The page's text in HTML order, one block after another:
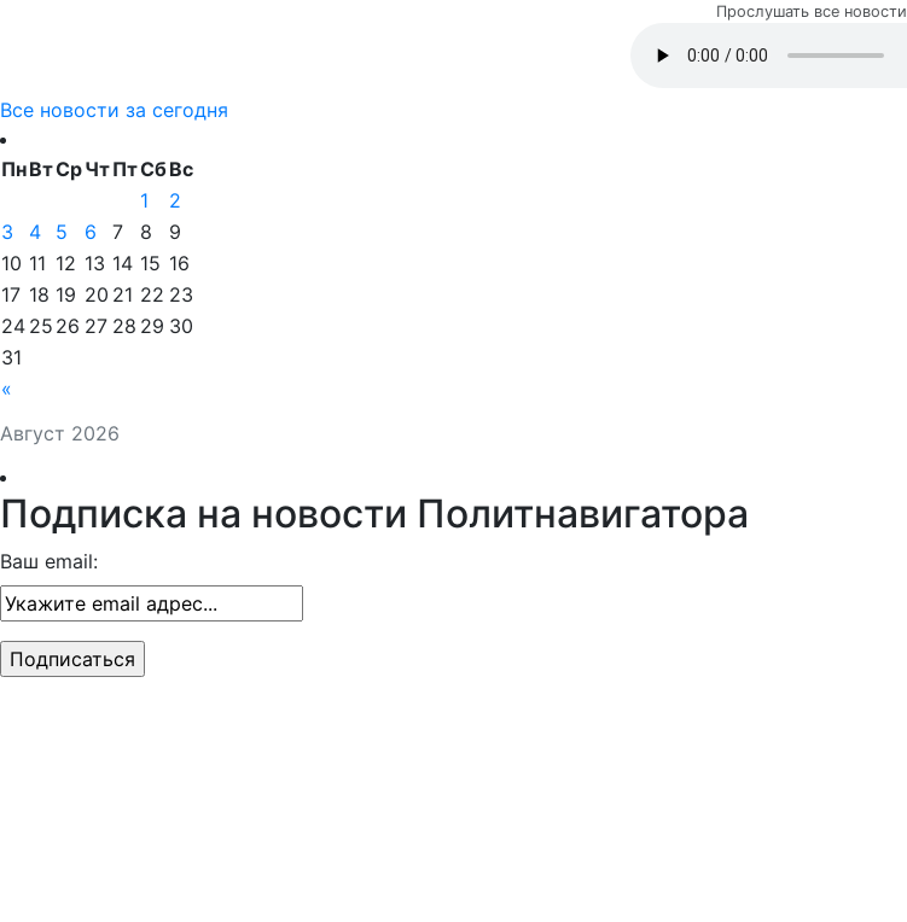
Прослушать все новости
Все новости за сегодня
Август 2026
ПнВтСрЧтПтСбВс
«
1
2
3
4 5 6 7 8
9
10 11 12 13 14 15 16
17 18 19 20 21 22 23
24 25 26 27 28 29 30
31
Подписка на новости Политнавигатора
Ваш email: